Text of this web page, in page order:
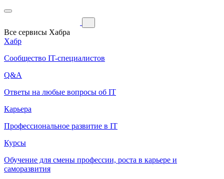
Все сервисы Хабра
Хабр
Сообщество IT-специалистов
Q&A
Ответы на любые вопросы об IT
Карьера
Профессиональное развитие в IT
Курсы
Обучение для смены профессии, роста в карьере и
саморазвития